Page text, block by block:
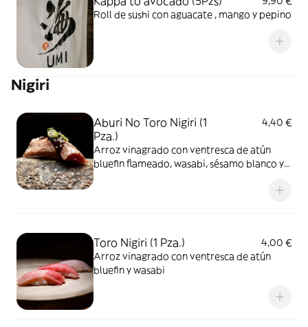
Roll de sushi con aguacate , mango y pepino
Nigiri
Aburi No Toro Nigiri (1
Pza.)
4,40 €
Arroz vinagrado con ventresca de atún
bluefin flameado, wasabi, sésamo blanco y
Toro Nigiri (1 Pza.)
4,00 €
Arroz vinagrado con ventresca de atún
bluefin y wasabi